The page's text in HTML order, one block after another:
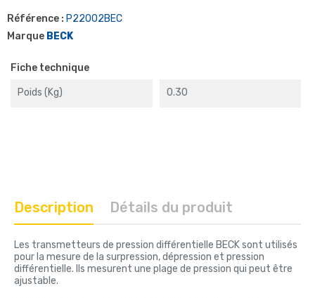
Référence : P22002BEC
Marque BECK
Fiche technique
Poids (kg) 0.30
Description Détails du produit
Les transmetteurs de pression différentielle BECK sont utilisés
pour la mesure de la surpression, dépression et pression
différentielle. Ils mesurent une plage de pression qui peut être
ajustable.